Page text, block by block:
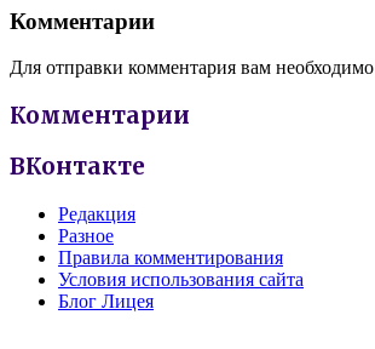
Комментарии
Для отправки комментария вам необходимо
Комментарии
ВКонтакте
Редакция
Разное
Правила комментирования
Условия использования сайта
Блог Лицея